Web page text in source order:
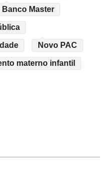
Banco Master
Novo PAC
materno infantil